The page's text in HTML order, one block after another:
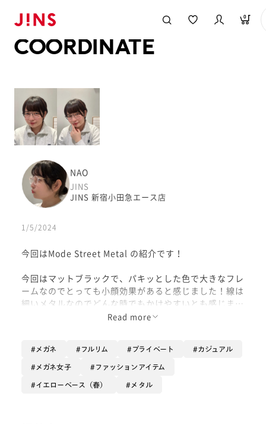
0
COORDINATE
NAO
JINS
JINS 新宿小田急エース店
1/5/2024
今回はMode Street Metal の紹介です！
今回はマットブラックで、パキッとした色で大きなフレ
ームなのでとっても小顔効果があると感じました！線は
細いメタルなのでどんな時でもかけやすいとも感じまし
ように工夫されているので、少し度数高めの人でもチャ
レンジして見てほしい商品です！
是非お試しください！
Read more
メガネ フルリム プライベート カジュアル
メガネ女子 ファッションアイテム
イエローベース（春） メタル